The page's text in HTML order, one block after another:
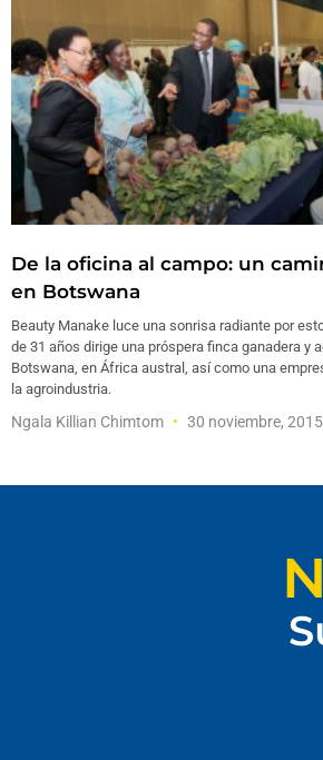
De la oficina al campo: un
en Botswana
Beauty Manake luce una sonrisa radiante por
de 31 años dirige una próspera finca ganadera y
Botswana, en África austral, así como una
la agroindustria.
Ngala Killian Chimtom 30 noviembre, 2015